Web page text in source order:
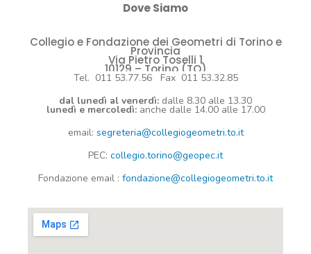
Dove Siamo
Collegio e Fondazione dei Geometri di Torino e
Provincia
Via Pietro Toselli 1
10129 – Torino (TO)
Tel. 011 53.77.56 Fax 011 53.32.85
dal lunedì al venerdì: dalle 8.30 alle 13.30
lunedì e mercoledì: anche dalle 14.00 alle 17.00
email: segreteria@collegiogeometri.to.it
PEC: collegio.torino@geopec.it
Fondazione email : fondazione@collegiogeometri.to.it